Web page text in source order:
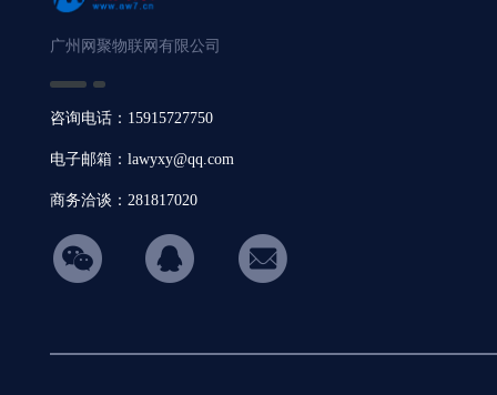
广州网聚物联网有限公司
咨询电话：15915727750
电子邮箱：lawyxy@qq.com
商务洽谈：281817020
hicon34